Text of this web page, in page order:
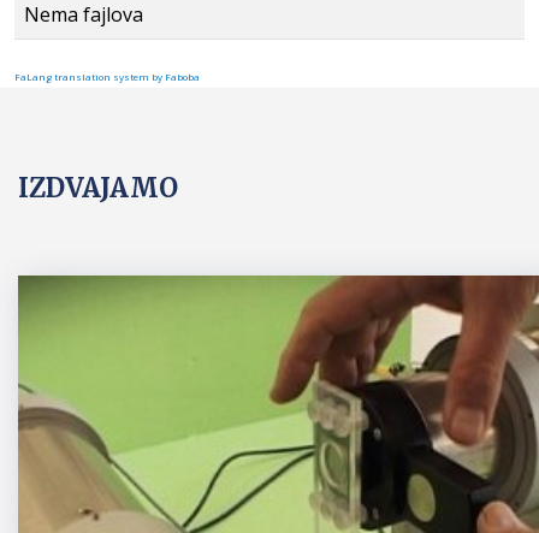
Nema fajlova
FaLang translation system by Faboba
IZDVAJAMO